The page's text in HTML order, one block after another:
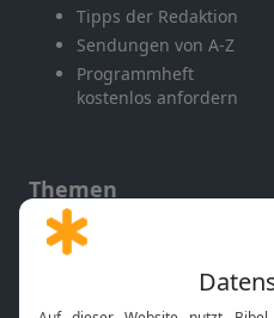
Tipps der Redaktion
Sendungen von A-Z
Programmheft
kostenlos anfordern
Themen
Gott und Bibel erklärt